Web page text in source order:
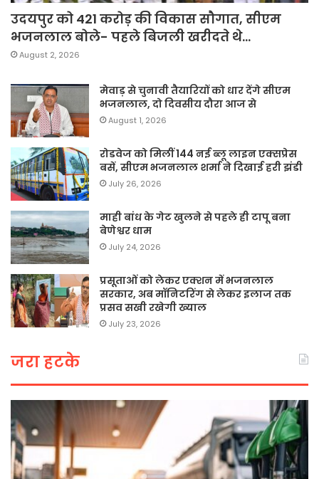
उदयपुर को 421 करोड़ की विकास सौगात, सीएम
भजनलाल बोले- पहले बिजली खरीदते थे…
August 2, 2026
मेवाड़ से चुनावी तैयारियों को धार देंगे सीएम
भजनलाल, दो दिवसीय दौरा आज से
August 1, 2026
रोडवेज को मिलीं 144 नई ब्लू लाइन एक्सप्रेस
बसें, सीएम भजनलाल शर्मा ने दिखाई हरी झंडी
July 26, 2026
माही बांध के गेट खुलने से पहले ही टापू बना
बेणेश्वर धाम
July 24, 2026
प्रसूताओं को लेकर एक्शन में भजनलाल
सरकार, अब मॉनिटरिंग से लेकर इलाज तक
प्रसव सखी रखेगी ख्याल
July 23, 2026
जरा हटके